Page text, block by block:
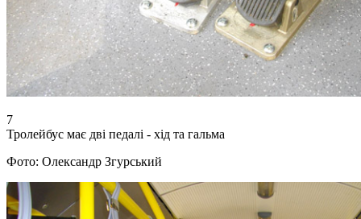
7
Тролейбус має дві педалі - хід та гальма
Фото: Олександр Згурський